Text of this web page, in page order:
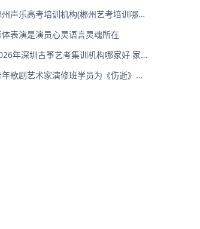
声乐高考培训机构(郴州艺考培训哪家
表演是演员心灵语言灵魂所在
年深圳古筝艺考集训机构哪家好 家
歌剧艺术家演修班学员为《伤逝》全